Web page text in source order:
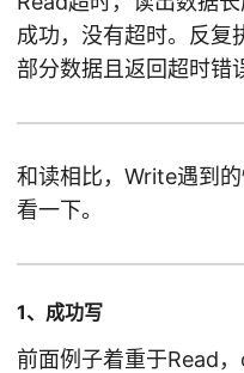
成功，没有超时。反复
部分数据且返回超时错
和读相比，Write遇到
看一下。
1、成功写
前面例子着重于Read